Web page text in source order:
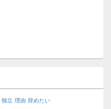
独立 理由 辞めたい